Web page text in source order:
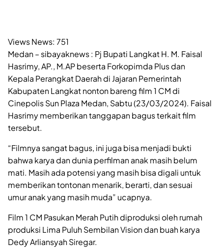
Views News: 751
Medan – sibayaknews : Pj Bupati Langkat H. M. Faisal
Hasrimy, AP., M.AP beserta Forkopimda Plus dan
Kepala Perangkat Daerah di Jajaran Pemerintah
Kabupaten Langkat nonton bareng film 1 CM di
Cinepolis Sun Plaza Medan, Sabtu (23/03/2024). Faisal
Hasrimy memberikan tanggapan bagus terkait film
tersebut.
“Filmnya sangat bagus, ini juga bisa menjadi bukti
bahwa karya dan dunia perfilman anak masih belum
mati. Masih ada potensi yang masih bisa digali untuk
memberikan tontonan menarik, berarti, dan sesuai
umur anak yang masih muda” ucapnya.
Film 1 CM Pasukan Merah Putih diproduksi oleh rumah
produksi Lima Puluh Sembilan Vision dan buah karya
Dedy Arliansyah Siregar.